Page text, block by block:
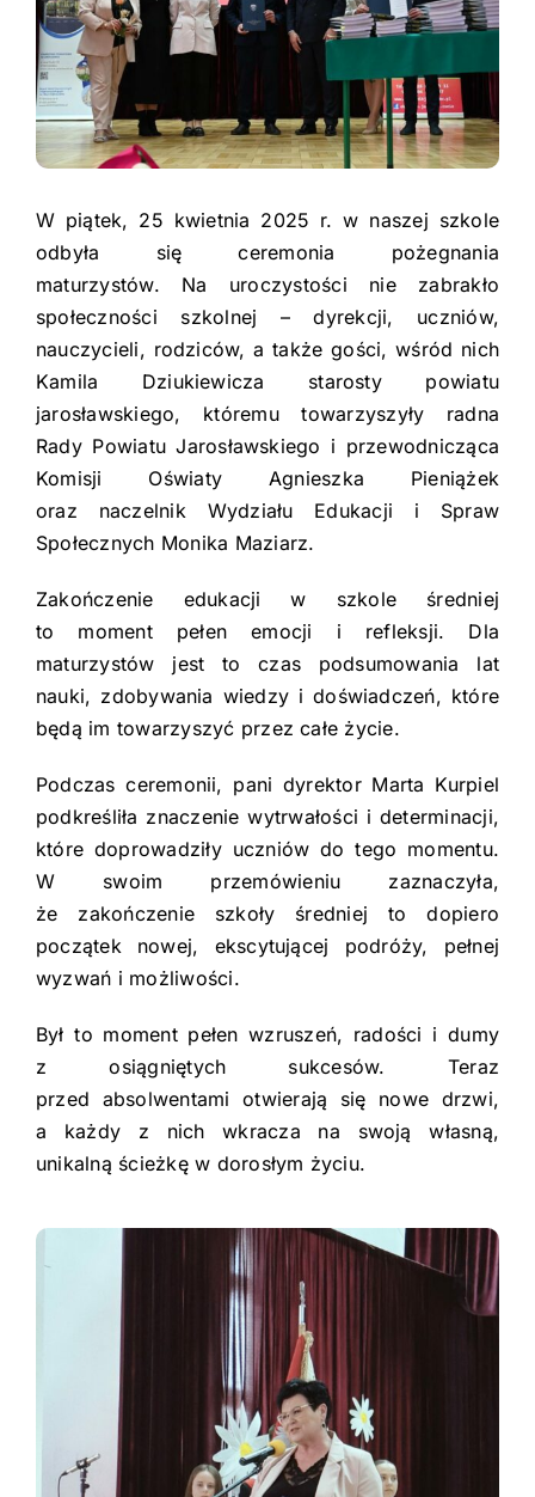
Urząd Miasta
Deklaracja dostępności
Kontakt
Youtube
Instagram
W piątek, 25 kwietnia 2025 r. w naszej szkole
odbyła się ceremonia pożegnania
maturzystów. Na uroczystości nie zabrakło
społeczności szkolnej – dyrekcji, uczniów,
nauczycieli, rodziców, a także gości, wśród nich
Kamila Dziukiewicza starosty powiatu
jarosławskiego, któremu towarzyszyły radna
Rady Powiatu Jarosławskiego i przewodnicząca
Komisji Oświaty Agnieszka Pieniążek
oraz naczelnik Wydziału Edukacji i Spraw
Społecznych Monika Maziarz.
Zakończenie edukacji w szkole średniej
to moment pełen emocji i refleksji. Dla
maturzystów jest to czas podsumowania lat
nauki, zdobywania wiedzy i doświadczeń, które
będą im towarzyszyć przez całe życie.
Podczas ceremonii, pani dyrektor Marta Kurpiel
podkreśliła znaczenie wytrwałości i determinacji,
które doprowadziły uczniów do tego momentu.
W swoim przemówieniu zaznaczyła,
że zakończenie szkoły średniej to dopiero
początek nowej, ekscytującej podróży, pełnej
wyzwań i możliwości.
Był to moment pełen wzruszeń, radości i dumy
z osiągniętych sukcesów. Teraz
przed absolwentami otwierają się nowe drzwi,
a każdy z nich wkracza na swoją własną,
unikalną ścieżkę w dorosłym życiu.